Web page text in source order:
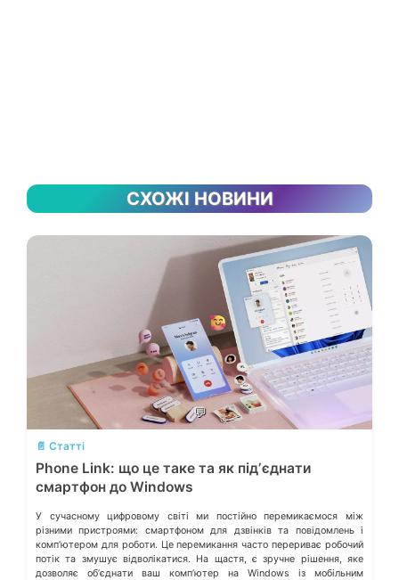
СХОЖІ НОВИНИ
💬
📄 Статті
Phone Link: що це таке та як підʼєднати
смартфон до Windows
У сучасному цифровому світі ми постійно перемикаємося між
різними пристроями: смартфоном для дзвінків та повідомлень і
компʼютером для роботи. Це перемикання часто перериває робочий
потік та змушує відволікатися. На щастя, є зручне рішення, яке
дозволяє обʼєднати ваш компʼютер на Windows із мобільним